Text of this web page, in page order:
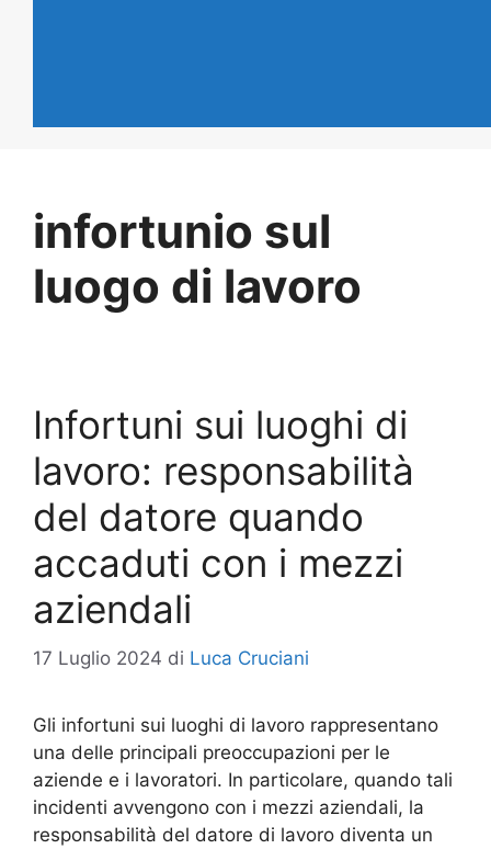
infortunio sul
luogo di lavoro
Infortuni sui luoghi di
lavoro: responsabilità
del datore quando
accaduti con i mezzi
aziendali
17 Luglio 2024 di Luca Cruciani
Gli infortuni sui luoghi di lavoro rappresentano
una delle principali preoccupazioni per le
aziende e i lavoratori. In particolare, quando tali
incidenti avvengono con i mezzi aziendali, la
responsabilità del datore di lavoro diventa un